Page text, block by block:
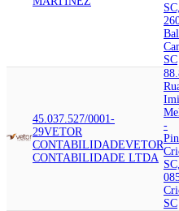
SC
45.037.527/0001-
29VETOR
CONTABILIDADEVETOR
CONTABILIDADE LTDA
-
SC